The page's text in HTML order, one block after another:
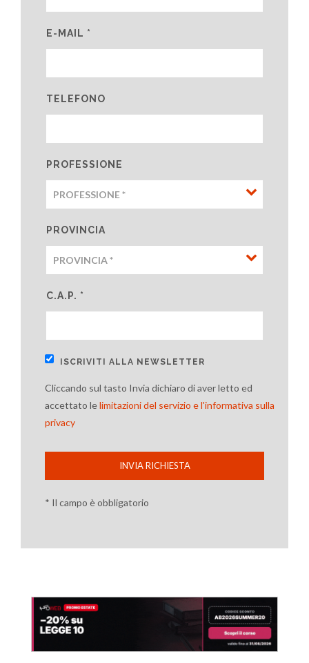
E-MAIL *
TELEFONO
PROFESSIONE
PROVINCIA
C.A.P. *
ISCRIVITI ALLA NEWSLETTER
Cliccando sul tasto Invia dichiaro di aver letto ed
accettato lelimitazioni del servizio e l'informativa sulla
privacy
INVIA RICHIESTA
* Il campo è obbligatorio